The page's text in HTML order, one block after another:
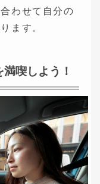
わせて自分の
ます。
喫しよう！